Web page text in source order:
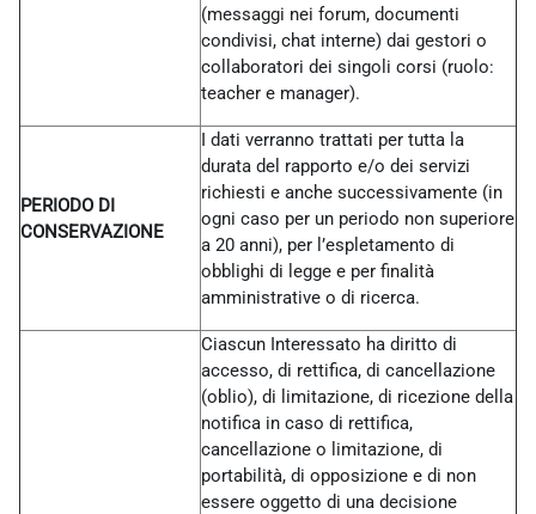
(messaggi nei forum, documenti
condivisi, chat interne) dai gestori o
collaboratori dei singoli corsi (ruolo:
teacher e manager).
PERIODO DI
CONSERVAZIONE
I dati verranno trattati per tutta la
durata del rapporto e/o dei servizi
richiesti e anche successivamente (in
ogni caso per un periodo non superiore
a 20 anni), per l’espletamento di
obblighi di legge e per finalità
amministrative o di ricerca.
Ciascun Interessato ha diritto di
accesso, di rettifica, di cancellazione
(oblio), di limitazione, di ricezione della
notifica in caso di rettifica,
cancellazione o limitazione, di
portabilità, di opposizione e di non
essere oggetto di una decisione